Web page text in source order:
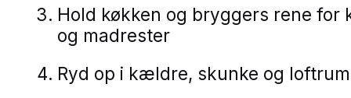
Hold køkken og bryggers rene for
og madrester
Ryd op i kældre, skunke og loftrum